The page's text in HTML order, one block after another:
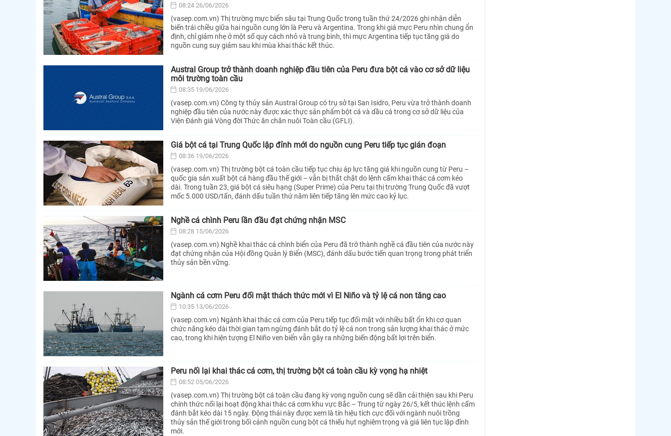
08:24 26/06/2026
(vasep.com.vn) Thị trường mực biển sâu tại Trung Quốc trong tuần thứ 24/2026 ghi nhận diễn
biến trái chiều giữa hai nguồn cung lớn là Peru và Argentina. Trong khi giá mực Peru nhìn chung ổn
định, chỉ giảm nhẹ ở một số quy cách nhỏ và trung bình, thì mực Argentina tiếp tục tăng giá do
nguồn cung suy giảm sau khi mùa khai thác kết thúc.
Austral Group trở thành doanh nghiệp đầu tiên của Peru đưa bột cá vào cơ sở dữ liệu
môi trường toàn cầu
08:35 19/06/2026
(vasep.com.vn) Công ty thủy sản Austral Group có trụ sở tại San Isidro, Peru vừa trở thành doanh
nghiệp đầu tiên của nước này được xác thực sản phẩm bột cá và dầu cá trong cơ sở dữ liệu của
Viện Đánh giá Vòng đời Thức ăn chăn nuôi Toàn cầu (GFLI).
Giá bột cá tại Trung Quốc lập đỉnh mới do nguồn cung Peru tiếp tục gián đoạn
08:36 19/06/2026
(vasep.com.vn) Thị trường bột cá toàn cầu tiếp tục chịu áp lực tăng giá khi nguồn cung từ Peru –
quốc gia sản xuất bột cá hàng đầu thế giới – vẫn bị thắt chặt do lệnh cấm khai thác cá cơm kéo
dài. Trong tuần 23, giá bột cá siêu hạng (Super Prime) của Peru tại thị trường Trung Quốc đã vượt
mốc 5.000 USD/tấn, đánh dấu tuần thứ năm liên tiếp tăng lên mức cao kỷ lục.
Nghề cá chình Peru lần đầu đạt chứng nhận MSC
08:28 15/06/2026
(vasep.com.vn) Nghề khai thác cá chình biển của Peru đã trở thành nghề cá đầu tiên của nước này
đạt chứng nhận của Hội đồng Quản lý Biển (MSC), đánh dấu bước tiến quan trọng trong phát triển
thủy sản bền vững.
Ngành cá cơm Peru đối mặt thách thức mới vì El Niño và tỷ lệ cá non tăng cao
10:35 13/06/2026
(vasep.com.vn) Ngành khai thác cá cơm của Peru tiếp tục đối mặt với nhiều bất ổn khi cơ quan
chức năng kéo dài thời gian tạm ngừng đánh bắt do tỷ lệ cá non trong sản lượng khai thác ở mức
cao, trong khi hiện tượng El Niño ven biển vẫn gây ra những biến động bất lợi trên biển.
Peru nối lại khai thác cá cơm, thị trường bột cá toàn cầu kỳ vọng hạ nhiệt
08:52 05/06/2026
(vasep.com.vn) Thị trường bột cá toàn cầu đang kỳ vọng nguồn cung sẽ dần cải thiện sau khi Peru
chính thức nối lại hoạt động khai thác cá cơm khu vực Bắc – Trung từ ngày 26/5, kết thúc lệnh cấm
đánh bắt kéo dài 15 ngày. Động thái này được xem là tín hiệu tích cực đối với ngành nuôi trồng
thủy sản thế giới trong bối cảnh nguồn cung bột cá thiếu hụt nghiêm trọng và giá liên tục lập đỉnh
mới.